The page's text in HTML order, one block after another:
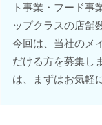
ト事業・フード事
ップクラスの店舗
今回は、当社のメ
だける方を募集し
は、まずはお気軽